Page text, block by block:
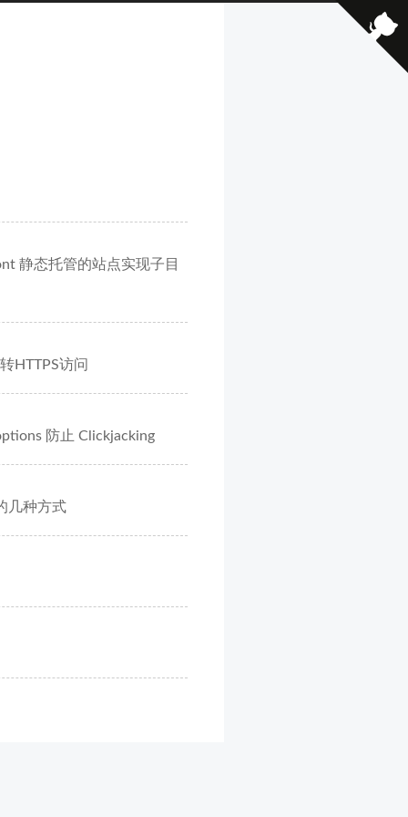
静态托管的站点实现子目
HTTPS访问
防止 Clickjacking
几种方式